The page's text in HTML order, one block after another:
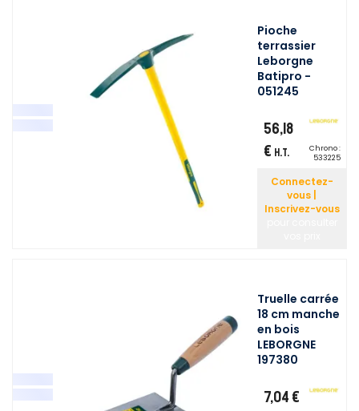
Pioche
terrassier
Leborgne
Batipro -
051245
56,18
€ H.T.
Chrono :
533225
Connectez-
vous |
Inscrivez-vous
Truelle carrée
18 cm manche
en bois
LEBORGNE
197380
7,04 €